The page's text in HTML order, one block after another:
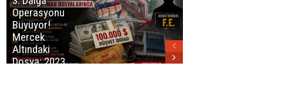
Operasyonu
Büyüyor!
Mercek
Altındaki
Dosya: 2023